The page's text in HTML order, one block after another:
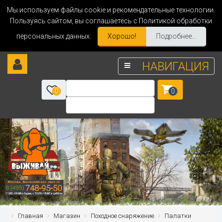
Мы используем файлы cookie и рекомендательные технологии.
Пользуясь сайтом, вы соглашаетесь с Политикой обработки
персональных данных.
Хорошо! Подробнее...
НАВИГАЦИЯ
0 0
Главная Магазин Походное снаряжение Палатки